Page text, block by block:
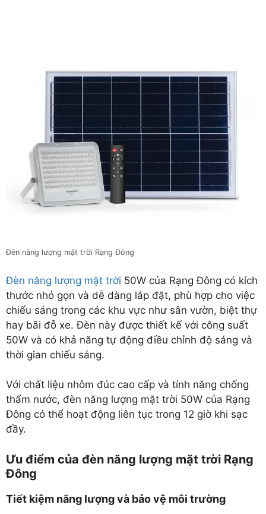
Đèn năng lượng mặt trời Rạng Đông
Đèn năng lượng mặt trời 50W của Rạng Đông có kích
thước nhỏ gọn và dễ dàng lắp đặt, phù hợp cho việc
chiếu sáng trong các khu vực như sân vườn, biệt thự
hay bãi đỗ xe. Đèn này được thiết kế với công suất
50W và có khả năng tự động điều chỉnh độ sáng và
thời gian chiếu sáng.
Với chất liệu nhôm đúc cao cấp và tính năng chống
thấm nước, đèn năng lượng mặt trời 50W của Rạng
Đông có thể hoạt động liên tục trong 12 giờ khi sạc
đầy.
Ưu điểm của đèn năng lượng mặt trời Rạng
Đông
Tiết kiệm năng lượng và bảo vệ môi trường